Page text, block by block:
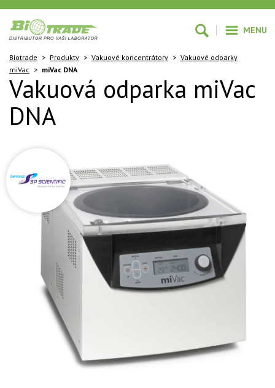
MENU
Biotrade > Produkty > Vakuové koncentrátory > Vakuové odparky
miVac > miVac DNA
Vakuová odparka miVac
DNA